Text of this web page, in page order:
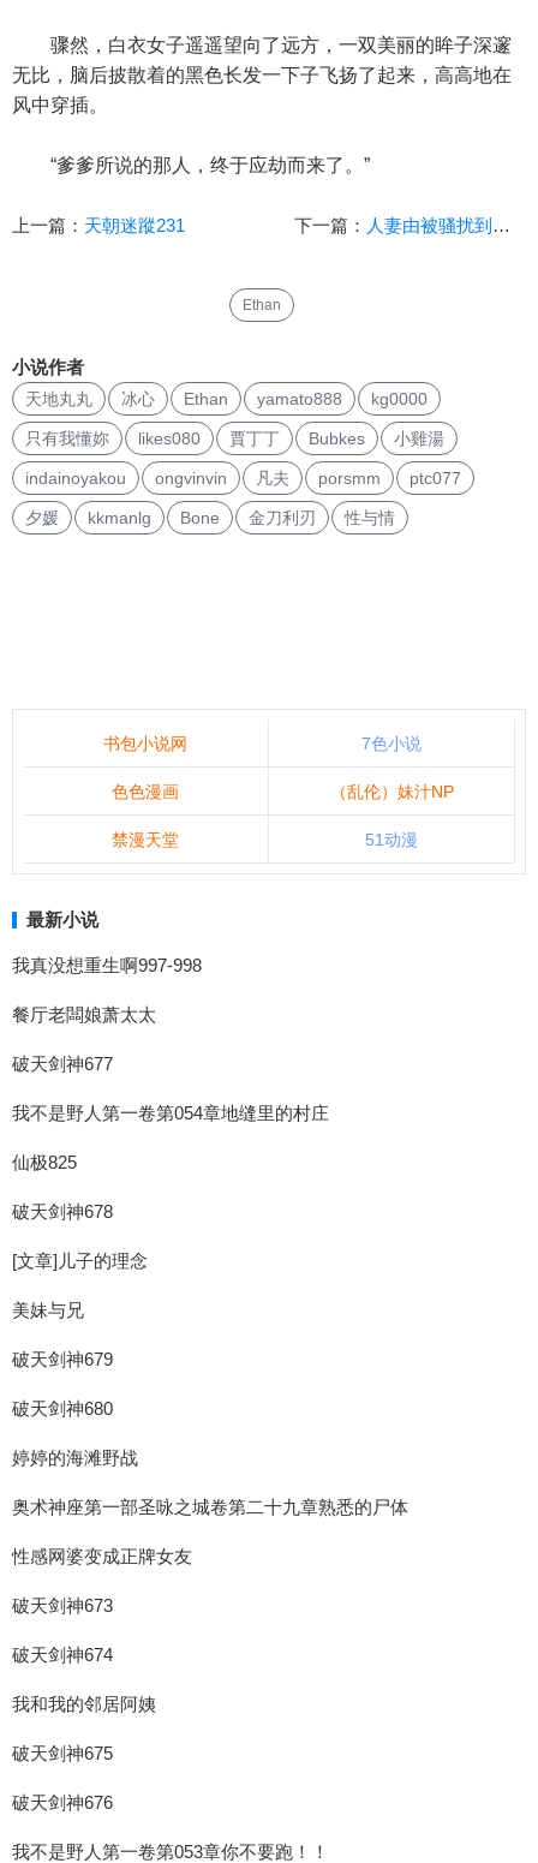
骤然，白衣女子遥遥望向了远方，一双美丽的眸子深邃
无比，脑后披散着的黑色长发一下子飞扬了起来，高高地在
风中穿插。
“爹爹所说的那人，终于应劫而来了。”
上一篇： 天朝迷蹤231 下一篇： 人妻由被骚扰到侵犯
Ethan
小说作者
天地丸丸 冰心 Ethan yamato888 kg0000
只有我懂妳 likes080 賈丁丁 Bubkes 小雞湯
indainoyakou ongvinvin 凡夫 porsmm ptc077
夕媛 kkmanlg Bone 金刀利刃 性与情
书包小说网 7色小说
色色漫画 （乱伦）妹汁NP
禁漫天堂 51动漫
最新小说
我真没想重生啊997-998
餐厅老闆娘萧太太
破天剑神677
我不是野人第一卷第054章地缝里的村庄
仙极825
破天剑神678
[文章]儿子的理念
美妹与兄
破天剑神679
破天剑神680
婷婷的海滩野战
奥术神座第一部圣咏之城卷第二十九章熟悉的尸体
性感网婆变成正牌女友
破天剑神673
破天剑神674
我和我的邻居阿姨
破天剑神675
破天剑神676
我不是野人第一卷第053章你不要跑！！